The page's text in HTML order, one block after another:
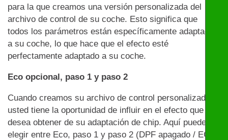
para la que creamos una versión personalizada del
archivo de control de su coche. Esto significa que
todos los parámetros están específicamente adaptados
a su coche, lo que hace que el efecto esté
perfectamente adaptado a su coche.
Eco opcional, paso 1 y paso 2
Cuando creamos su archivo de control personalizado,
usted tiene la oportunidad de influir en el efecto que
desea obtener de su adaptación de chip. Aquí puede
elegir entre Eco, paso 1 y paso 2 (DPF apagado / EGR